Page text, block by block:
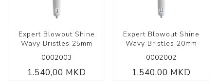
Expert Blowout Shine
Wavy Bristles 25mm
0002003
1.540,00 MKD
Expert Blowout Shine
Wavy Bristles 20mm
0002002
1.540,00 MKD